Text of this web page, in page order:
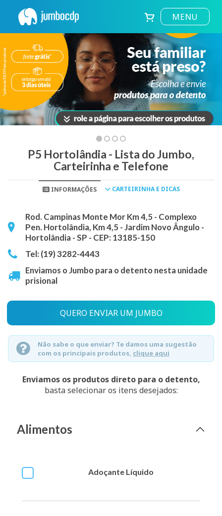
MENU
P5 Hortolândia - Lista do Jumbo,
Carteirinha e Telefone
INFORMAÇÕES CARTEIRINHA E DICAS
Rod. Campinas Monte Mor Km 4,5 - Complexo
Pen. Hortolândia, Km 4,5 - Jardim Novo Ângulo -
Hortolândia - SP - CEP: 13185-150
Tel: (19) 3282-4443
Enviamos o Jumbo para o detento nesta unidade
prisional
QUERO ENVIAR UM JUMBO
Não sabe o que enviar? Te damos uma sugestão
com os principais produtos, clique aqui
Enviamos os produtos direto para o detento,
basta selecionar os itens desejados:
Alimentos
Adoçante Líquido